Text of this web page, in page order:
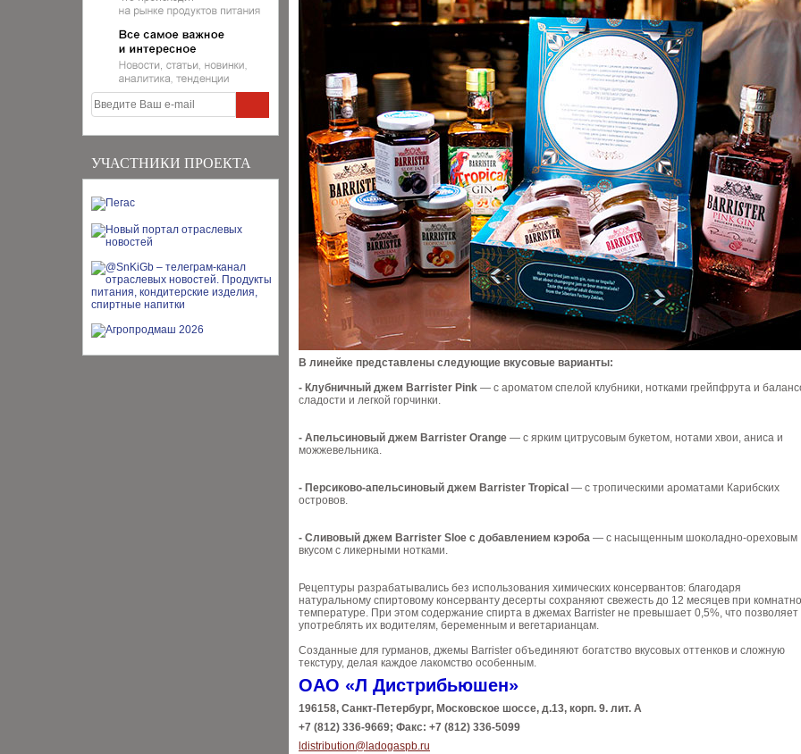
УЧАСТНИКИ ПРОЕКТА
В линейке представлены следующие вкусовые варианты:
- Клубничный джем Barrister Pink — с ароматом спелой клубники, нотками грейпфрута и
сладости и легкой горчинки.
- Апельсиновый джем Barrister Orange — с ярким цитрусовым букетом, нотами хвои, аниса и
можжевельника.
- Персиково-апельсиновый джем Barrister Tropical — с тропическими ароматами Карибских
островов.
- Сливовый джем Barrister Sloe с добавлением кэроба — с насыщенным шоколадно-ореховым
вкусом с ликерными нотками.
Рецептуры разрабатывались без использования химических консервантов: благодаря
натуральному спиртовому консерванту десерты сохраняют свежесть до 12 месяцев при
температуре. При этом содержание спирта в джемах Barrister не превышает 0,5%, что позволяет
употреблять их водителям, беременным и вегетарианцам.
Созданные для гурманов, джемы Barrister объединяют богатство вкусовых оттенков и сложную
текстуру, делая каждое лакомство особенным.
ОАО «Л Дистрибьюшен»
196158, Санкт-Петербург, Московское шоссе, д.13, корп. 9. лит. А
+7 (812) 336-9669; Факс: +7 (812) 336-5099
ldistribution@ladogaspb.ru